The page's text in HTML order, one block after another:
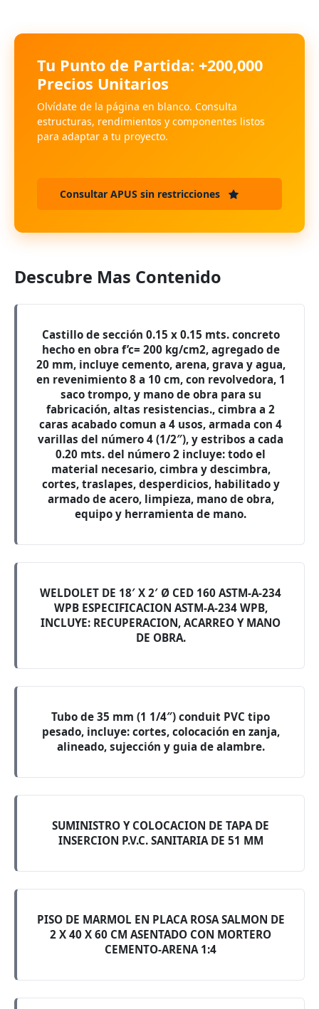
Tu Punto de Partida: +200,000
Precios Unitarios
Olvídate de la página en blanco. Consulta
estructuras, rendimientos y componentes listos
para adaptar a tu proyecto.
Consultar APUS sin restricciones
Descubre Mas Contenido
Castillo de sección 0.15 x 0.15 mts. concreto
hecho en obra f’c= 200 kg/cm2, agregado de
20 mm, incluye cemento, arena, grava y agua,
en revenimiento 8 a 10 cm, con revolvedora, 1
saco trompo, y mano de obra para su
fabricación, altas resistencias., cimbra a 2
caras acabado comun a 4 usos, armada con 4
varillas del número 4 (1/2″), y estribos a cada
0.20 mts. del número 2 incluye: todo el
material necesario, cimbra y descimbra,
cortes, traslapes, desperdicios, habilitado y
armado de acero, limpieza, mano de obra,
equipo y herramienta de mano.
WELDOLET DE 18′ X 2′ Ø CED 160 ASTM-A-234
WPB ESPECIFICACION ASTM-A-234 WPB,
INCLUYE: RECUPERACION, ACARREO Y MANO
DE OBRA.
Tubo de 35 mm (1 1/4″) conduit PVC tipo
pesado, incluye: cortes, colocación en zanja,
alineado, sujección y guia de alambre.
SUMINISTRO Y COLOCACION DE TAPA DE
INSERCION P.V.C. SANITARIA DE 51 MM
PISO DE MARMOL EN PLACA ROSA SALMON DE
2 X 40 X 60 CM ASENTADO CON MORTERO
CEMENTO-ARENA 1:4